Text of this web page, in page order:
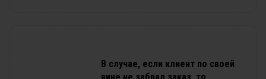
В случае, если клиент по своей